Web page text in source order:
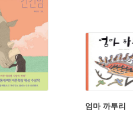
엄마 까투리